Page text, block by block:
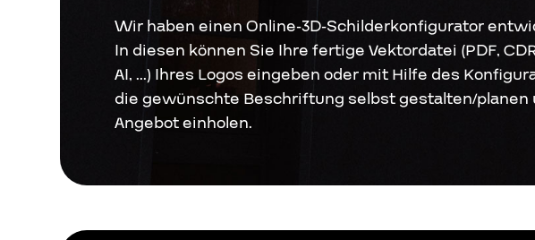
Über das Unternehmen
Wir haben einen Online-3D-Schilderkonfigurator
In diesen können Sie Ihre fertige Vektordatei (PDF,
AI, ...) Ihres Logos eingeben oder mit Hilfe des
die gewünschte Beschriftung selbst gestalten/planen
Angebot einholen.